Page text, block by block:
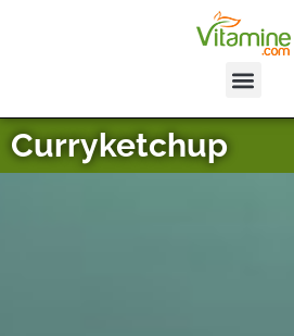
Curryketchup